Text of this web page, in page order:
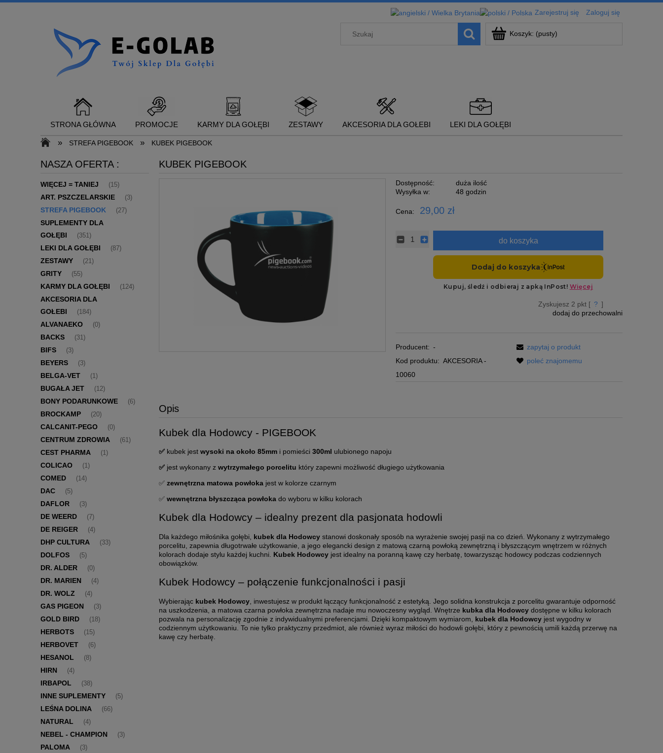
Zarejestruj się Zaloguj się
Koszyk: (pusty)
STRONA GŁÓWNA PROMOCJE KARMY DLA GOŁĘBI ZESTAWY AKCESORIA DLA GOŁEBI LEKI DLA GOŁĘBI
SUPLEMENTY DLA GOŁĘBI KONTAKT
» STREFA PIGEBOOK » KUBEK PIGEBOOK
NASZA OFERTA :
WIĘCEJ = TANIEJ (15)
ART. PSZCZELARSKIE (3)
STREFA PIGEBOOK (27)
SUPLEMENTY DLA
GOŁĘBI
(351)
LEKI DLA GOŁĘBI (87)
ZESTAWY (21)
GRITY (55)
KARMY DLA GOŁĘBI (124)
AKCESORIA DLA
GOŁEBI
(184)
ALVANAEKO (0)
BACKS (31)
BIFS (3)
BEYERS (3)
BELGA-VET (1)
BUGAŁA JET (12)
BONY PODARUNKOWE (6)
BROCKAMP (20)
CALCANIT-PEGO (0)
CENTRUM ZDROWIA (61)
CEST PHARMA (1)
COLICAO (1)
COMED (14)
DAC (5)
DAFLOR (3)
DE WEERD (7)
DE REIGER (4)
DHP CULTURA (33)
DOLFOS (5)
DR. ALDER (0)
DR. MARIEN (4)
DR. WOLZ (4)
GAS PIGEON (3)
GOLD BIRD (18)
HERBOTS (15)
HERBOVET (6)
HESANOL (8)
HIRN (4)
IRBAPOL (38)
INNE SUPLEMENTY (5)
LEŚNA DOLINA (66)
NATURAL (4)
NEBEL - CHAMPION (3)
PALOMA (3)
KUBEK PIGEBOOK
Dostępność:
duża ilość
Wysyłka w:
48 godzin
Cena: 29,00 zł
do koszyka
Zyskujesz 2 pkt [ ? ]
dodaj do przechowalni
Producent: -
Kod produktu: AKCESORIA -
10060
zapytaj o produkt
poleć znajomemu
Opis
Kubek dla Hodowcy - PIGEBOOK
✅ kubek jest wysoki na około 85mm i pomieści 300ml ulubionego napoju
✅ jest wykonany z wytrzymałego porcelitu który zapewni możliwość długiego użytkowania
✅ zewnętrzna matowa powłoka jest w kolorze czarnym
✅ wewnętrzna błyszcząca powłoka do wyboru w kilku kolorach
Kubek dla Hodowcy – idealny prezent dla pasjonata hodowli
Dla każdego miłośnika gołębi, kubek dla Hodowcy stanowi doskonały sposób na wyrażenie swojej pasji na co dzień. Wykonany z wytrzymałego
porcelitu, zapewnia długotrwałe użytkowanie, a jego elegancki design z matową czarną powłoką zewnętrzną i błyszczącym wnętrzem w różnych
kolorach dodaje stylu każdej kuchni. Kubek Hodowcy jest idealny na poranną kawę czy herbatę, towarzysząc hodowcy podczas codziennych
obowiązków.
Kubek Hodowcy – połączenie funkcjonalności i pasji
Wybierając kubek Hodowcy , inwestujesz w produkt łączący funkcjonalność z estetyką. Jego solidna konstrukcja z porcelitu gwarantuje odporność
na uszkodzenia, a matowa czarna powłoka zewnętrzna nadaje mu nowoczesny wygląd. Wnętrze kubka dla Hodowcy dostępne w kilku kolorach
pozwala na personalizację zgodnie z indywidualnymi preferencjami. Dzięki kompaktowym wymiarom, kubek dla Hodowcy jest wygodny w
codziennym użytkowaniu. To nie tylko praktyczny przedmiot, ale również wyraz miłości do hodowli gołębi, który z pewnością umili każdą przerwę na
kawę czy herbatę.